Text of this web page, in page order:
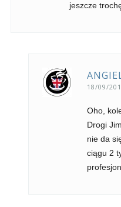
jeszcze
18/09/
Oho,
Drogi
nie da
ciągu 2